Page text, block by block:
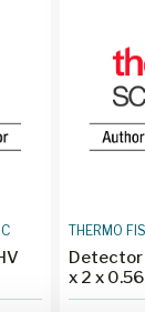
THERMO
Detector
x 2 x